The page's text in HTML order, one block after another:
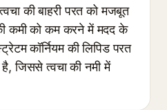
की बाहरी परत को मजबूत
कमी को कम करने में मदद के
कॉर्नियम की लिपिड परत
जिससे त्वचा की नमी में